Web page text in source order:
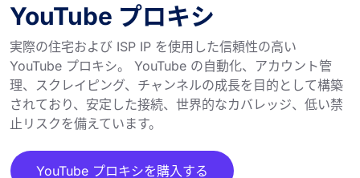
YouTube プロキシ
実際の住宅および ISP IP を使用した信頼性の高い
YouTube プロキシ。 YouTube の自動化、アカウント管
理、スクレイピング、チャンネルの成長を目的として構築
されており、安定した接続、世界的なカバレッジ、低い禁
止リスクを備えています。
YouTube プロキシを購入する